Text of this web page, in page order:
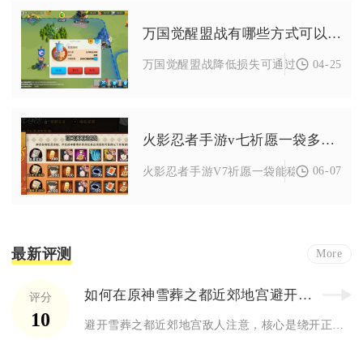
万国觉醒盟战有哪些方式可以降低损失
万国觉醒盟战降低损失可通过精准侦查预
04-25
火影忍者手游v七祈愿一袋多少片
火影忍者手游V7祈愿一袋能稳定获取2片
06-07
最新评测 More
评分
10
如何在原神雪葬之都近郊地宫避开敌人的注意